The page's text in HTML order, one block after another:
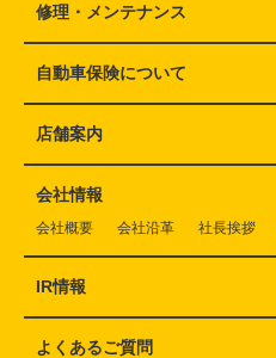
修理・メンテナンス
自動車保険について
店舗案内
会社情報
会社概要 会社沿革 社長挨拶
IR情報
よくあるご質問